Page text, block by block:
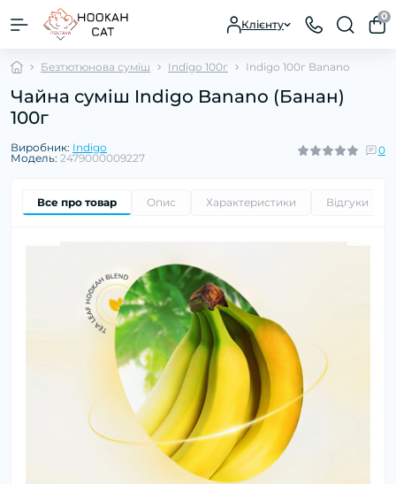
Клієнту
0
Безтютюнова суміш Indigo 100г Indigo 100г Banano
Чайна суміш Indigo Banano (Банан)
100г
Виробник: Indigo
Модель: 2479000009227
0
Все про товар Опис Характеристики Відгуки